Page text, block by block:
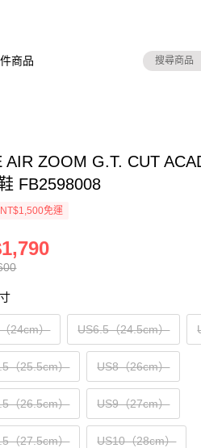
商品
AIR ZOOM G.T. CUT
FB2598008
免運
24cm） US6.5（24.5cm）
（25.5cm） US8（26cm）
（26.5cm） US9（27cm）
（27.5cm） US10（28cm）